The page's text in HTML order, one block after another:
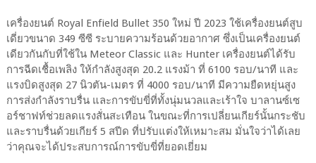
เครื่องยนต์ Royal Enfield Bullet 350 ใหม่ ปี 2023 ใช้เครื่องยนต์สูบ
เดี่ยวขนาด 349 ซีซี ระบายความร้อนด้วยอากาศ ซึ่งเป็นเครื่องยนต์
เดียวกันกับที่ใช้ใน Meteor Classic และ Hunter เครื่องยนต์ได้รับ
การฉีดเชื้อเพลิง ให้กำลังสูงสุด 20.2 แรงม้า ที่ 6100 รอบ/นาที และ
แรงบิดสูงสุด 27 นิวตัน-เมตร ที่ 4000 รอบ/นาที มีความยืดหยุ่นสูง
การส่งกำลังราบรื่น และการขับขี่ที่ทั้งนุ่มนวลและเร้าใจ บาลานซ์เซ
อร์ชาฟท์ช่วยลดแรงสั่นสะเทือน ในขณะที่การเปลี่ยนเกียร์นั้นกระชับ
และราบรื่นด้วยเกียร์ 5 สปีด ที่ปรับแต่งให้เหมาะสม มั่นใจว่าได้เลย
ว่าคุณจะได้ประสบการณ์การขับขี่ที่ยอดเยี่ยม